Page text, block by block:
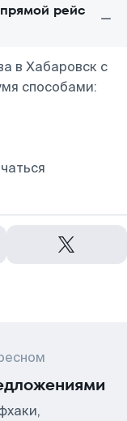
рейс
в Хабаровск с
способами: